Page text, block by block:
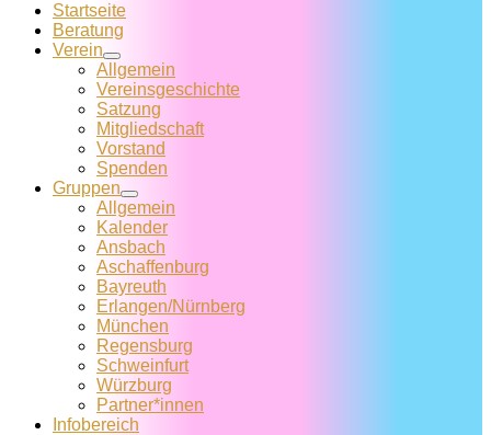
Startseite
Beratung
Verein
Allgemein
Vereins­geschichte
Satzung
Mitglied­schaft
Vorstand
Spenden
Gruppen
Allgemein
Kalender
Ansbach
Aschaffenburg
Bayreuth
Erlangen/Nürnberg
München
Regensburg
Schweinfurt
Würzburg
Partner*innen
Infobereich